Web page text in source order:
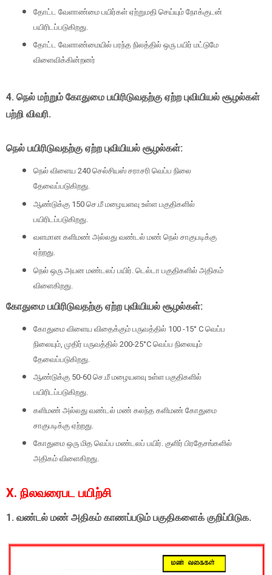
தோட்ட வேளாண்மை பயிர்கள் ஏற்றுமதி செய்யும் நோக்குடன்
பயிரிடப்படுகிறது.
தோட்ட வேளாண்மையில் பரந்த நிலத்தில் ஒரு பயிர் மட்டுமே
விளைவிக்கின்றனர்
4. நெல் மற்றும் கோதுமை பயிரிடுவதற்கு ஏற்ற புவியியல் சூழல்கள்
பற்றி விவரி.
நெல் பயிரிடுவதற்கு ஏற்ற புவியியல் சூழல்கள்:
நெல் விளைய 240 செல்சியஸ் சராசரி வெப்ப நிலை
தேவைப்படுகிறது.
ஆண்டுக்கு 150 செ.மீ மழையளவு உள்ள பகுதிகளில்
பயிரிடப்படுகிறது.
வளமான களிமண் அல்லது வண்டல் மண் நெல் சாகுபடிக்கு
ஏற்றது.
நெல் ஒரு அயன மண்டலப் பயிர். டெல்டா பகுதிகளில் அதிகம்
விளைகிறது.
கோதுமை பயிரிடுவதற்கு ஏற்ற புவியியல் சூழல்கள்:
கோதுமை விளைய விதைக்கும் பருவத்தில் 100 -15° C வெப்ப
நிலையும், முதிர் பருவத்தில் 200-25°C வெப்ப நிலையும்
தேவைப்படுகிறது.
ஆண்டுக்கு 50-60 செ.மீ மழையளவு உள்ள பகுதிகளில்
பயிரிடப்படுகிறது.
களிமண் அல்லது வண்டல் மண் கலந்த களிமண் கோதுமை
சாகுபடிக்கு ஏற்றது.
கோதுமை ஒரு மித வெப்ப மண்டலப் பயிர். குளிர் பிரதேசங்களில்
அதிகம் விளைகிறது.
X. நிலவரைபட பயிற்சி
1. வண்டல் மண் அதிகம் காணப்படும் பகுதிகளைக் குறிப்பிடுக.